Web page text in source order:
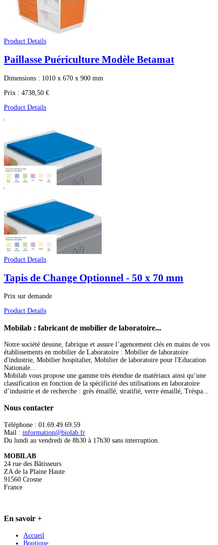
Product Details
Paillasse Puériculture Modèle Betamat
Dimensions : 1010 x 670 x 900 mm
Prix : 4738,50 €
Product Details
Product Details
Tapis de Change Optionnel - 50 x 70 mm
Prix sur demande
Product Details
Mobilab : fabricant de mobilier de laboratoire...
Notre société dessine, fabrique et assure l’agencement clés en mains de vos
établissements en mobilier de Laboratoire : Mobilier de laboratoire
d'industrie, Mobilier hospitalier, Mobilier de laboratoire pour l'Education
Nationale...
Mobilab vous propose une gamme très étendue de matériaux ainsi qu’une
classification en fonction de la spécificité des utilisations en laboratoire
d’industrie et de recherche : grès émaillé, stratifié, verre émaillé, Tréspa...
Nous contacter
Téléphone : 01.69.49.69.59
Mail : information@biolab.fr
Du lundi au vendredi de 8h30 à 17h30 sans interruption.
MOBILAB
24 rue des Bâtisseurs
ZA de la Plaine Haute
91560 Crosne
France
En savoir +
Accueil
Boutique